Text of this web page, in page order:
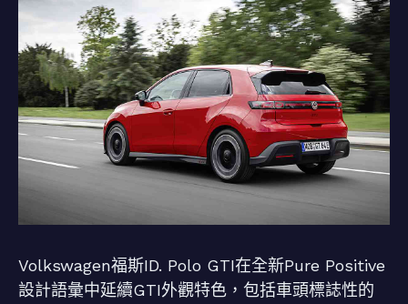
Volkswagen福斯ID. Polo GTI在全新Pure Positive
設計語彙中延續GTI外觀特色，包括車頭標誌性的